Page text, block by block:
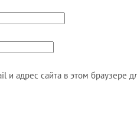
и адрес сайта в этом браузере